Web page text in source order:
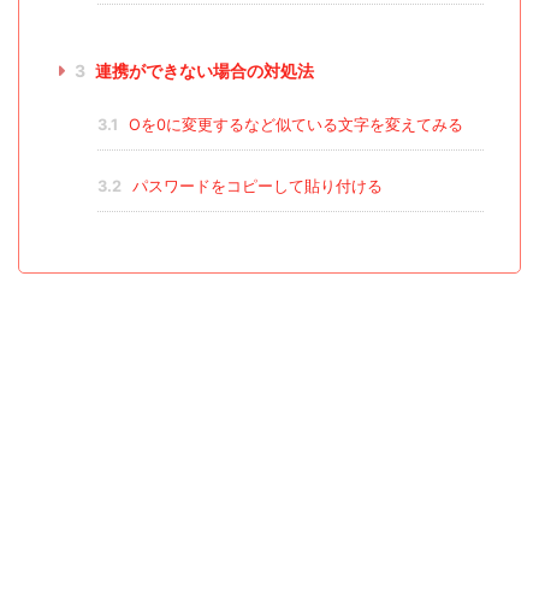
3 連携ができない場合の対処法
3.1 Oを0に変更するなど似ている文字を変えてみる
3.2 パスワードをコピーして貼り付ける